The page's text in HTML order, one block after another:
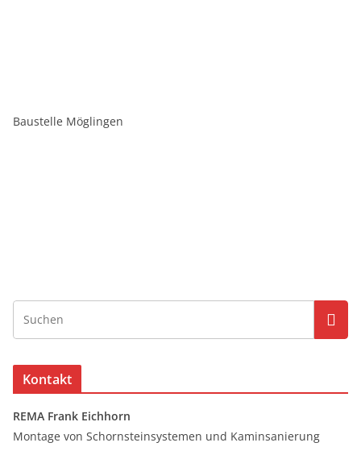
Baustelle Möglingen
Kontakt
REMA Frank Eichhorn
Montage von Schornsteinsystemen und Kaminsanierung